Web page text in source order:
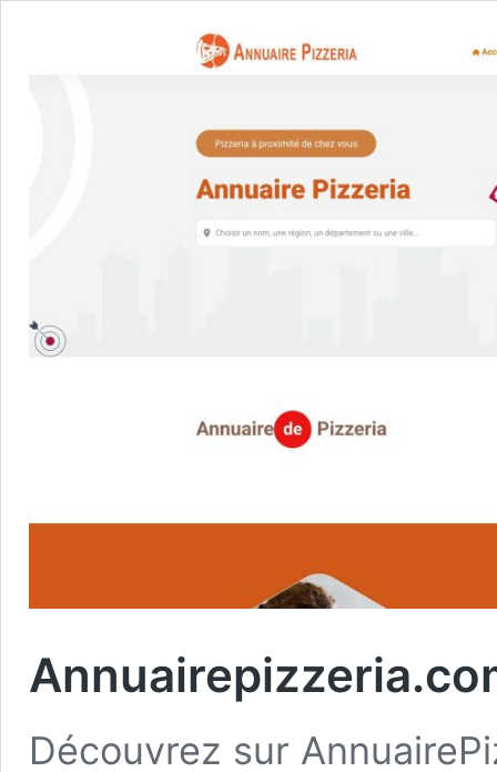
Découvrez sur